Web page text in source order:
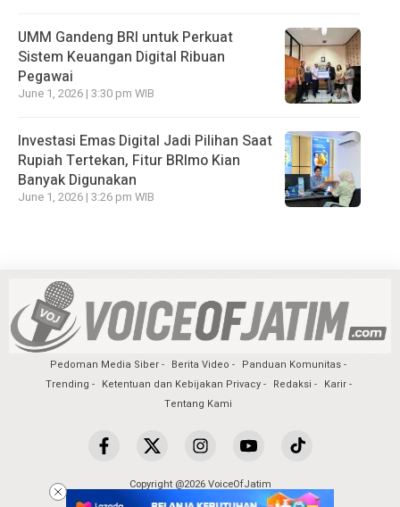
UMM Gandeng BRI untuk Perkuat
Sistem Keuangan Digital Ribuan
Pegawai
June 1, 2026 | 3:30 pm WIB
Investasi Emas Digital Jadi Pilihan Saat
Rupiah Tertekan, Fitur BRImo Kian
Banyak Digunakan
June 1, 2026 | 3:26 pm WIB
Pedoman Media Siber Berita Video
Panduan Komunitas
Trending
Ketentuan dan Kebijakan Privacy Redaksi
Karir
Tentang Kami
Copyright @2026 VoiceOfJatim
All Rights Reserved